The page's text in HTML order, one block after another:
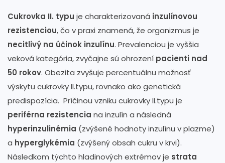
Cukrovka II. typu je charakterizovaná inzulínovou
rezistenciou, čo v praxi znamená, že organizmus je
necitlivý na účinok inzulínu. Prevalenciou je vyššia
veková kategória, zvyčajne sú ohrození pacienti nad
50 rokov. Obezita zvyšuje percentuálnu možnosť
výskytu cukrovky II.typu, rovnako ako genetická
predispozícia. Príčinou vzniku cukrovky II.typu je
periférna rezistencia na inzulín a následná
hyperinzulinémia (zvýšené hodnoty inzulínu v plazme)
a hyperglykémia (zvýšený obsah cukru v krvi).
Následkom týchto hladinových extrémov je strata